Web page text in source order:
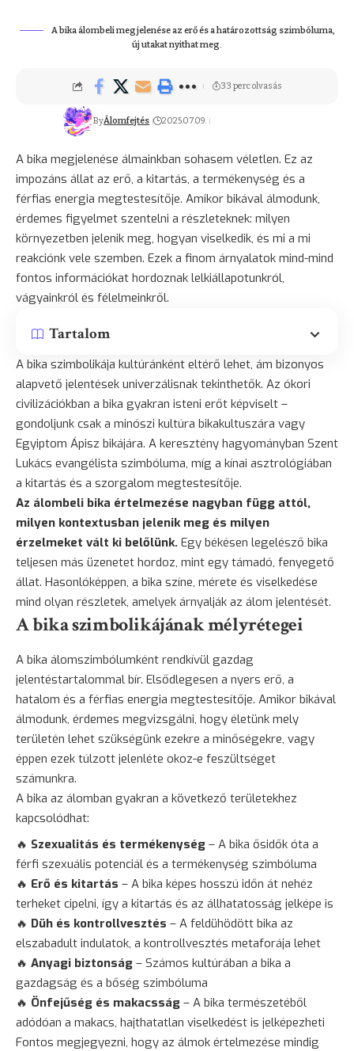
A bika álombeli megjelenése az erő és a határozottság szimbóluma,
új utakat nyithat meg.
ByÁlomfejtés 2025.07.09.
33 perc olvasás
A bika megjelenése álmainkban sohasem véletlen. Ez az
impozáns állat az erő, a kitartás, a termékenység és a
férfias energia megtestesítője. Amikor bikával álmodunk,
érdemes figyelmet szentelni a részleteknek: milyen
környezetben jelenik meg, hogyan viselkedik, és mi a mi
reakciónk vele szemben. Ezek a finom árnyalatok mind-mind
fontos információkat hordoznak lelkiállapotunkról,
vágyainkról és félelmeinkről.
Tartalom
A bika szimbolikája kultúránként eltérő lehet, ám bizonyos
alapvető jelentések univerzálisnak tekinthetők. Az ókori
civilizációkban a bika gyakran isteni erőt képviselt –
gondoljunk csak a minószi kultúra bikakultuszára vagy
Egyiptom Ápisz bikájára. A keresztény hagyományban Szent
Lukács evangélista szimbóluma, míg a kínai asztrológiában
a kitartás és a szorgalom megtestesítője.
Az álombeli bika értelmezése nagyban függ attól,
milyen kontextusban jelenik meg és milyen
érzelmeket vált ki belőlünk. Egy békésen legelésző bika
teljesen más üzenetet hordoz, mint egy támadó, fenyegető
állat. Hasonlóképpen, a bika színe, mérete és viselkedése
mind olyan részletek, amelyek árnyalják az álom jelentését.
A bika szimbolikájának mélyrétegei
A bika álomszimbólumként rendkívül gazdag
jelentéstartalommal bír. Elsődlegesen a nyers erő, a
hatalom és a férfias energia megtestesítője. Amikor bikával
álmodunk, érdemes megvizsgálni, hogy életünk mely
területén lehet szükségünk ezekre a minőségekre, vagy
éppen ezek túlzott jelenléte okoz-e feszültséget
számunkra.
A bika az álomban gyakran a következő területekhez
kapcsolódhat:
🔥 Szexualitás és termékenység – A bika ősidők óta a
férfi szexuális potenciál és a termékenység szimbóluma
🔥 Erő és kitartás – A bika képes hosszú időn át nehéz
terheket cipelni, így a kitartás és az állhatatosság jelképe is
🔥 Düh és kontrollvesztés – A feldühödött bika az
elszabadult indulatok, a kontrollvesztés metaforája lehet
🔥 Anyagi biztonság – Számos kultúrában a bika a
gazdagság és a bőség szimbóluma
🔥 Önfejűség és makacsság – A bika természetéből
adódóan a makacs, hajthatatlan viselkedést is jelképezheti
Fontos megjegyezni, hogy az álmok értelmezése mindig